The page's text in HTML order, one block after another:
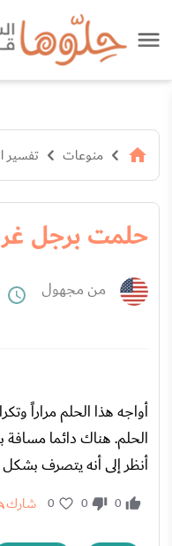
منوعات تفسير
حلمت برجل
من مجهول
أواجه هذا الحلم مراراً
الحلم. هناك دائما
أنظر إلى أنه يتصرف بشكل
0
0
0 شارك